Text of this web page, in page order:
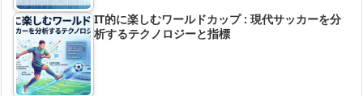
IT的に楽しむワールドカップ : 現代サッカーを分
析するテクノロジーと指標